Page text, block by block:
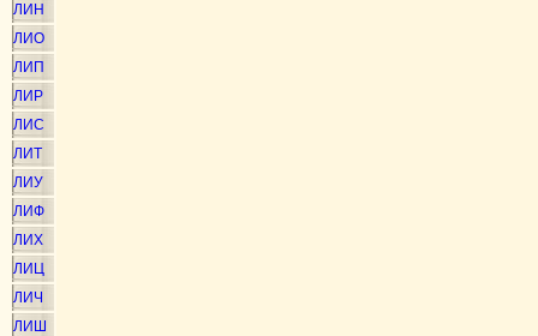
ЛИН
ЛИО
ЛИП
ЛИР
ЛИС
ЛИТ
ЛИУ
ЛИФ
ЛИХ
ЛИЦ
ЛИЧ
ЛИШ